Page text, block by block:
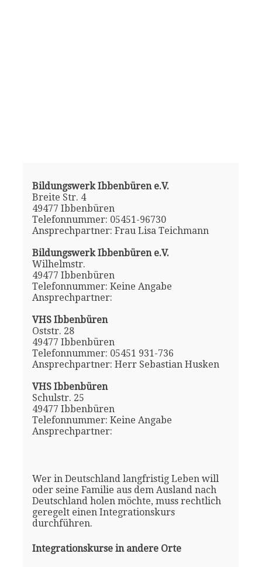
Bildungswerk Ibbenbüren e.V.
Breite Str. 4
49477 Ibbenbüren
Telefonnummer: 05451-96730
Ansprechpartner: Frau Lisa Teichmann
Bildungswerk Ibbenbüren e.V.
Wilhelmstr.
49477 Ibbenbüren
Telefonnummer: Keine Angabe
Ansprechpartner:
VHS Ibbenbüren
Oststr. 28
49477 Ibbenbüren
Telefonnummer: 05451 931-736
Ansprechpartner: Herr Sebastian Husken
VHS Ibbenbüren
Schulstr. 25
49477 Ibbenbüren
Telefonnummer: Keine Angabe
Ansprechpartner:
Wer in Deutschland langfristig Leben will
oder seine Familie aus dem Ausland nach
Deutschland holen möchte, muss rechtlich
geregelt einen Integrationskurs
durchführen.
Integrationskurse in andere Orte